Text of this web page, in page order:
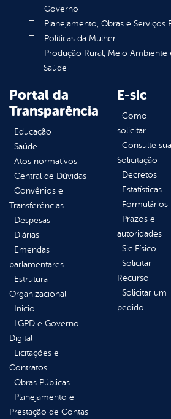
Governo
Planejamento, Obras e Serviços
Políticas da Mulher
Produção Rural, Meio Ambiente
Saúde
Portal da
Transparência
Educação
Saúde
Atos normativos
Central de Dúvidas
Convênios e
Transferências
Despesas
Diárias
Emendas
parlamentares
Estrutura
Organizacional
Inicio
LGPD e Governo
Digital
Licitações e
Contratos
Obras Públicas
Planejamento e
Prestação de Contas
E-sic
Como
solicitar
Consulte sua
Solicitação
Decretos
Estatísticas
Formulários
Prazos e
autoridades
Sic Físico
Solicitar
Recurso
Solicitar um
pedido